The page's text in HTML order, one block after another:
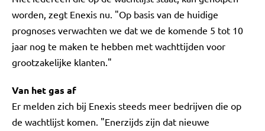
worden, zegt Enexis nu. "Op basis van de huidige
prognoses verwachten we dat we de komende 5 tot 10
jaar nog te maken te hebben met wachttijden voor
grootzakelijke klanten."
Van het gas af
Er melden zich bij Enexis steeds meer bedrijven die op
de wachtlijst komen. "Enerzijds zijn dat nieuwe